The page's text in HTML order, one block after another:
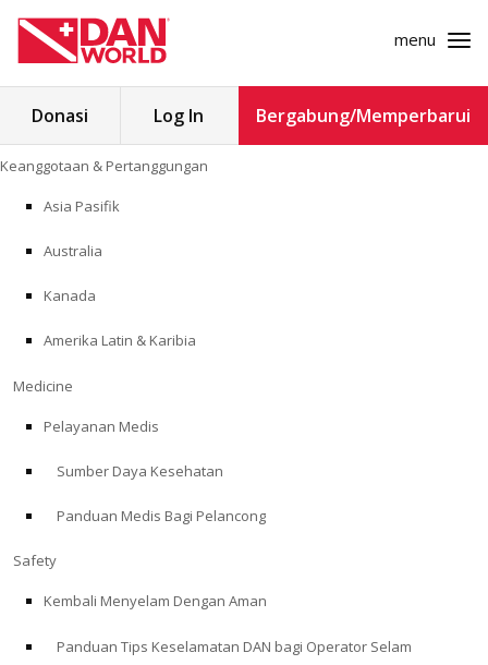
ke
konten
menu
Store
Alert Diver
untuk:
KEANGGOTAAN & PERTANGGUNGAN
SAFETY
PENDIDIKAN
PROGRAM PROFESIONAL
Donasi Log In Bergabung/Memperbarui
Keanggotaan & Pertanggungan
Asia Pasifik
Australia
Kanada
Amerika Latin & Karibia
Medicine
Pelayanan Medis
Sumber Daya Kesehatan
Panduan Medis Bagi Pelancong
Safety
Kembali Menyelam Dengan Aman
Panduan Tips Keselamatan DAN bagi Operator Selam